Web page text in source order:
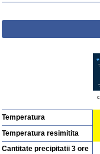
Temperatura
Temperatura resimitita
Cantitate precipitatii 3 ore